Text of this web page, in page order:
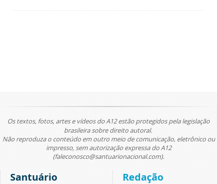
Os textos, fotos, artes e vídeos do A12 estão protegidos pela legislação
brasileira sobre direito autoral.
Não reproduza o conteúdo em outro meio de comunicação, eletrônico ou
impresso, sem autorização expressa do A12
(faleconosco@santuarionacional.com).
Santuário Redação